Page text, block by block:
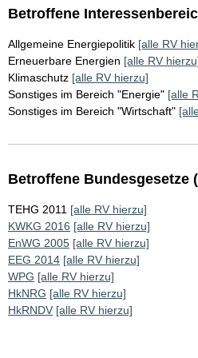
Betroffene
Allgemeine Energiepolitik [alle RV
Erneuerbare Energien [alle RV
Klimaschutz [alle RV hierzu]
Sonstiges im Bereich "Energie" [alle
Sonstiges im Bereich "Wirtschaft"
Betroffene Bundesgesetze
TEHG 2011 [alle RV hierzu]
KWKG 2016 [alle RV hierzu]
EnWG 2005 [alle RV hierzu]
EEG 2014 [alle RV hierzu]
WPG [alle RV hierzu]
HkNRG [alle RV hierzu]
HkRNDV [alle RV hierzu]